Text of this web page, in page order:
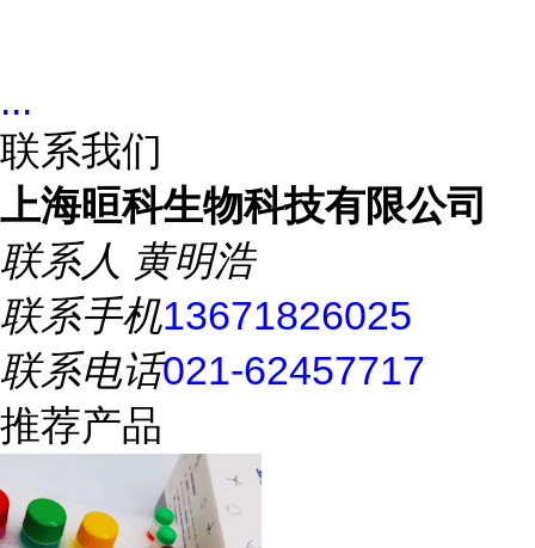
...
联系我们
上海晅科生物科技有限公司
联系人 黄明浩
联系手机13671826025
联系电话021-62457717
推荐产品